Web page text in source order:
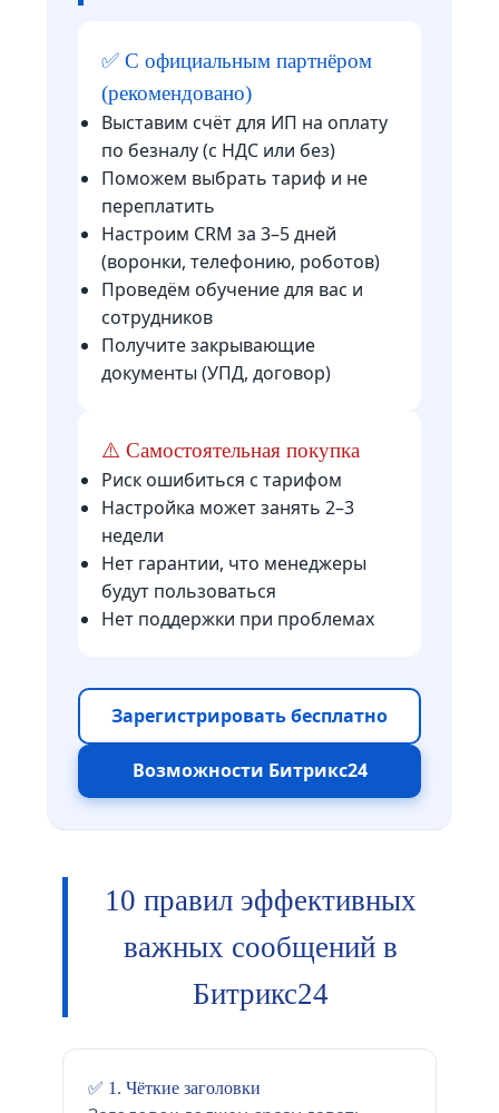
✅ С официальным партнёром
(рекомендовано)
Выставим счёт для ИП на оплату
по безналу (с НДС или без)
Поможем выбрать тариф и не
переплатить
Настроим CRM за 3–5 дней
(воронки, телефонию, роботов)
Проведём обучение для вас и
сотрудников
Получите закрывающие
документы (УПД, договор)
⚠️ Самостоятельная покупка
Риск ошибиться с тарифом
Настройка может занять 2–3
недели
Нет гарантии, что менеджеры
будут пользоваться
Нет поддержки при проблемах
Зарегистрировать бесплатно
Возможности Битрикс24
10 правил эффективных
важных сообщений в
Битрикс24
✅ 1. Чёткие заголовки